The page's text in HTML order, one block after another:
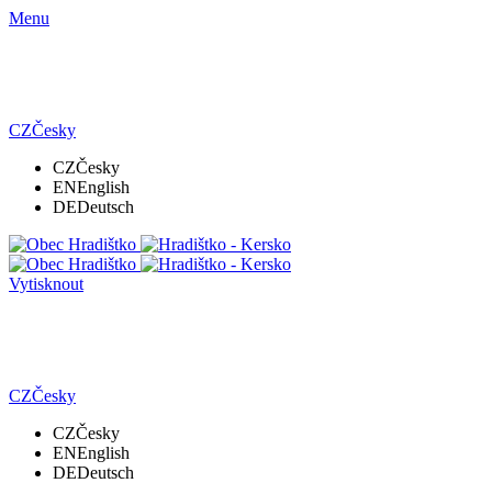
Menu
CZČesky
CZČesky
ENEnglish
DEDeutsch
Vytisknout
CZČesky
CZČesky
ENEnglish
DEDeutsch